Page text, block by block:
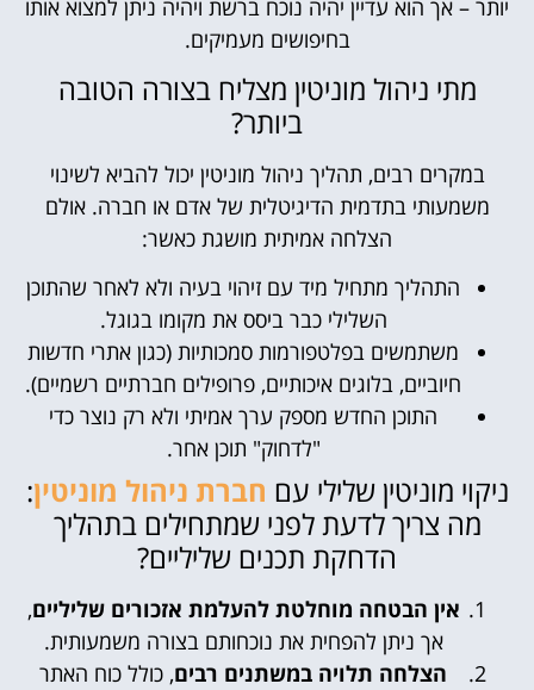
יותר – אך הוא עדיין יהיה נוכח ברשת ויהיה ניתן למצוא אותו
בחיפושים מעמיקים.
מתי ניהול מוניטין מצליח בצורה הטובה
ביותר?
במקרים רבים, תהליך ניהול מוניטין יכול להביא לשינוי
משמעותי בתדמית הדיגיטלית של אדם או חברה. אולם
הצלחה אמיתית מושגת כאשר:
התהליך מתחיל מיד עם זיהוי בעיה ולא לאחר שהתוכן
השלילי כבר ביסס את מקומו בגוגל.
משתמשים בפלטפורמות סמכותיות (כגון אתרי חדשות
חיוביים, בלוגים איכותיים, פרופילים חברתיים רשמיים).
התוכן החדש מספק ערך אמיתי ולא רק נוצר כדי
"לדחוק" תוכן אחר.
ניקוי מוניטין שלילי עם חברת ניהול מוניטין:
מה צריך לדעת לפני שמתחילים בתהליך
הדחקת תכנים שליליים?
אין הבטחה מוחלטת להעלמת אזכורים שליליים,
אך ניתן להפחית את נוכחותם בצורה משמעותית.
הצלחה תלויה במשתנים רבים, כולל כוח האתר